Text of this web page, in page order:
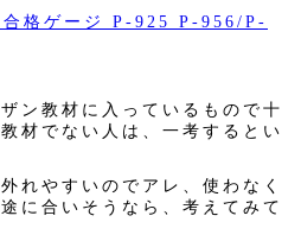
格ゲージ P-925 P-956/P-
ン教材に入っているもので十
材でない人は、一考するとい
れやすいのでアレ、使わなく
に合いそうなら、考えてみて